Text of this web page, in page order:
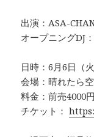
出演：ASA-
オープニングDJ
日時：6月6日（
会場：晴れたら
料金：前売4000
チケット：